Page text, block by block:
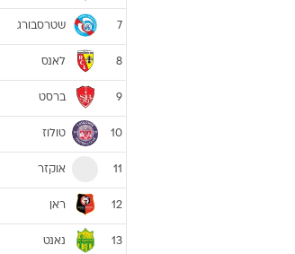
7 שטרסבורג
8 לאנס
9 ברסט
10 טולוז
11 אוקזר
12 ראן
13 נאנט